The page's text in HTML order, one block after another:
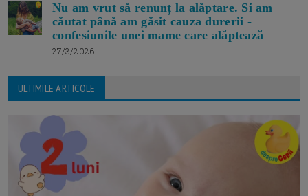
Nu am vrut să renunț la alăptare. Si am
căutat până am găsit cauza durerii -
confesiunile unei mame care alăptează
27/3/2026
ULTIMILE ARTICOLE